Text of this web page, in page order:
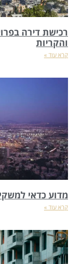
והקריות
קרא עוד »
מדוע כדאי
קרא עוד »